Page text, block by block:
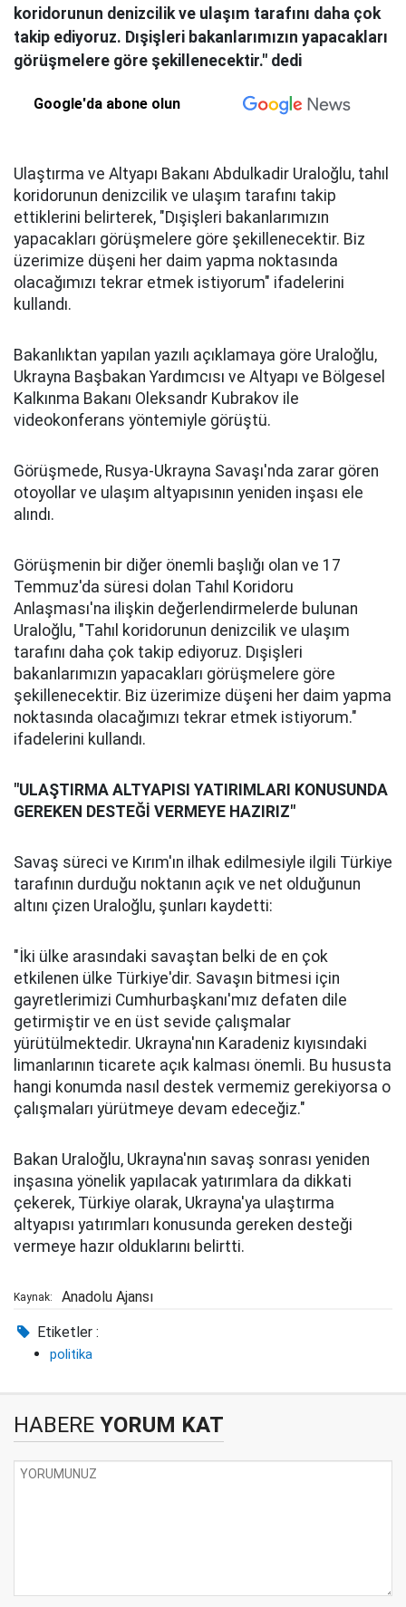
koridorunun denizcilik ve ulaşım tarafını daha çok
takip ediyoruz. Dışişleri bakanlarımızın yapacakları
görüşmelere göre şekillenecektir." dedi
Google'da abone olun
Ulaştırma ve Altyapı Bakanı Abdulkadir Uraloğlu, tahıl
koridorunun denizcilik ve ulaşım tarafını takip
ettiklerini belirterek, "Dışişleri bakanlarımızın
yapacakları görüşmelere göre şekillenecektir. Biz
üzerimize düşeni her daim yapma noktasında
olacağımızı tekrar etmek istiyorum" ifadelerini
kullandı.
Bakanlıktan yapılan yazılı açıklamaya göre Uraloğlu,
Ukrayna Başbakan Yardımcısı ve Altyapı ve Bölgesel
Kalkınma Bakanı Oleksandr Kubrakov ile
videokonferans yöntemiyle görüştü.
Görüşmede, Rusya-Ukrayna Savaşı'nda zarar gören
otoyollar ve ulaşım altyapısının yeniden inşası ele
alındı.
Görüşmenin bir diğer önemli başlığı olan ve 17
Temmuz'da süresi dolan Tahıl Koridoru
Anlaşması'na ilişkin değerlendirmelerde bulunan
Uraloğlu, "Tahıl koridorunun denizcilik ve ulaşım
tarafını daha çok takip ediyoruz. Dışişleri
bakanlarımızın yapacakları görüşmelere göre
şekillenecektir. Biz üzerimize düşeni her daim yapma
noktasında olacağımızı tekrar etmek istiyorum."
ifadelerini kullandı.
"ULAŞTIRMA ALTYAPISI YATIRIMLARI KONUSUNDA
GEREKEN DESTEĞİ VERMEYE HAZIRIZ"
Savaş süreci ve Kırım'ın ilhak edilmesiyle ilgili Türkiye
tarafının durduğu noktanın açık ve net olduğunun
altını çizen Uraloğlu, şunları kaydetti:
"İki ülke arasındaki savaştan belki de en çok
etkilenen ülke Türkiye'dir. Savaşın bitmesi için
gayretlerimizi Cumhurbaşkanı'mız defaten dile
getirmiştir ve en üst sevide çalışmalar
yürütülmektedir. Ukrayna'nın Karadeniz kıyısındaki
limanlarının ticarete açık kalması önemli. Bu hususta
hangi konumda nasıl destek vermemiz gerekiyorsa o
çalışmaları yürütmeye devam edeceğiz."
Bakan Uraloğlu, Ukrayna'nın savaş sonrası yeniden
inşasına yönelik yapılacak yatırımlara da dikkati
çekerek, Türkiye olarak, Ukrayna'ya ulaştırma
altyapısı yatırımları konusunda gereken desteği
vermeye hazır olduklarını belirtti.
Kaynak: Anadolu Ajansı
Etiketler :
politika
HABERE YORUM KAT